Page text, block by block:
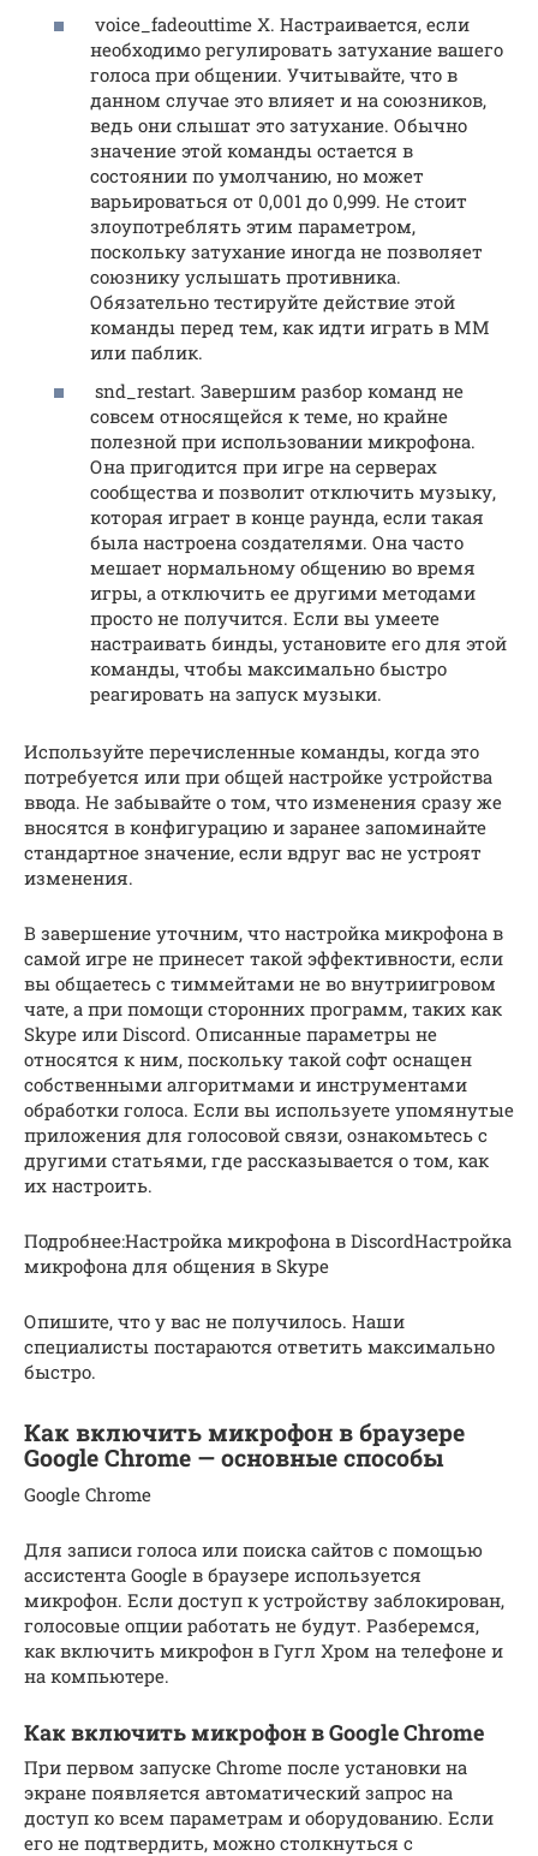
voice_fadeouttime X. Настраивается, если
необходимо регулировать затухание вашего
голоса при общении. Учитывайте, что в
данном случае это влияет и на союзников,
ведь они слышат это затухание. Обычно
значение этой команды остается в
состоянии по умолчанию, но может
варьироваться от 0,001 до 0,999. Не стоит
злоупотреблять этим параметром,
поскольку затухание иногда не позволяет
союзнику услышать противника.
Обязательно тестируйте действие этой
команды перед тем, как идти играть в ММ
или паблик.
snd_restart. Завершим разбор команд не
совсем относящейся к теме, но крайне
полезной при использовании микрофона.
Она пригодится при игре на серверах
сообщества и позволит отключить музыку,
которая играет в конце раунда, если такая
была настроена создателями. Она часто
мешает нормальному общению во время
игры, а отключить ее другими методами
просто не получится. Если вы умеете
настраивать бинды, установите его для этой
команды, чтобы максимально быстро
реагировать на запуск музыки.
Используйте перечисленные команды, когда это
потребуется или при общей настройке устройства
ввода. Не забывайте о том, что изменения сразу же
вносятся в конфигурацию и заранее запоминайте
стандартное значение, если вдруг вас не устроят
изменения.
В завершение уточним, что настройка микрофона в
самой игре не принесет такой эффективности, если
вы общаетесь с тиммейтами не во внутриигровом
чате, а при помощи сторонних программ, таких как
Skype или Discord. Описанные параметры не
относятся к ним, поскольку такой софт оснащен
собственными алгоритмами и инструментами
обработки голоса. Если вы используете упомянутые
приложения для голосовой связи, ознакомьтесь с
другими статьями, где рассказывается о том, как
их настроить.
Подробнее:Настройка микрофона в DiscordНастройка
микрофона для общения в Skype
Опишите, что у вас не получилось. Наши
специалисты постараются ответить максимально
быстро.
Как включить микрофон в браузере
Google Chrome — основные способы
Google Chrome
Для записи голоса или поиска сайтов с помощью
ассистента Google в браузере используется
микрофон. Если доступ к устройству заблокирован,
голосовые опции работать не будут. Разберемся,
как включить микрофон в Гугл Хром на телефоне и
на компьютере.
Как включить микрофон в Google Chrome
При первом запуске Chrome после установки на
экране появляется автоматический запрос на
доступ ко всем параметрам и оборудованию. Если
его не подтвердить, можно столкнуться с